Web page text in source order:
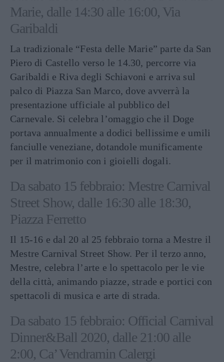
Marie, dalle 14:30 alle 16:00, Via
Garibaldi
La tradizionale “Festa delle Marie” parte da San
Piero di Castello verso le 14.30, percorre via
Garibaldi e Riva degli Schiavoni e arriva sul
palco di Piazza San Marco, dove avverrà la
presentazione ufficiale al pubblico del
Carnevale. Si celebra l’omaggio che il Doge
portava annualmente a dodici bellissime e umili
fanciulle veneziane, dotandole munificamente
per il matrimonio con i gioielli dogali.
Da sabato 15 febbraio: Mestre Carnival
Street Show, dalle 16:30 alle 18:30,
Piazza Ferretto
Il 15-16 e dal 20 al 25 febbraio torna a Mestre il
Mestre Carnival Street Show. Per il terzo anno,
Mestre, celebra l’arte e lo spettacolo per le vie
della città, animando piazze, strade e portici con
spettacoli di musica e arte di strada.
Da sabato 15 febbraio: Official Carnival
Dinner&Ball 2020, dalle 21:00 alle
2:00, Ca’ Vendramin Calergi